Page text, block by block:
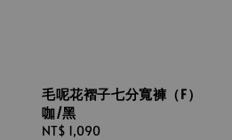
毛呢花褶子七分寬褲（F）
咖/黑
Regular
NT$ 1,090